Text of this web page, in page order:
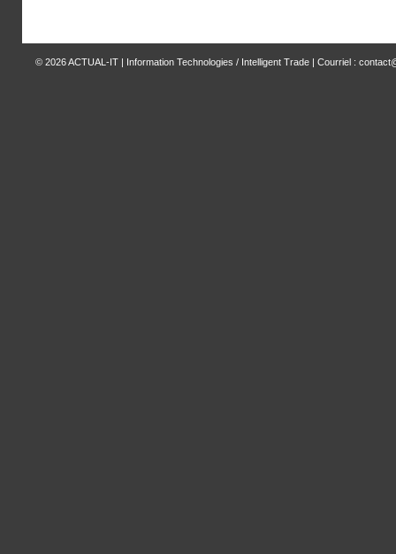
© 2026ACTUAL-IT | Information Technologies / Intelligent Trade | Courriel :